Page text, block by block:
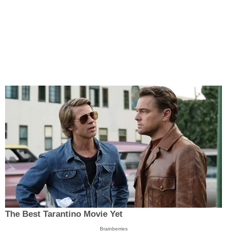
The Best Tarantino Movie Yet
Brainberries